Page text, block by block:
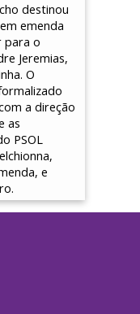
destinou
emenda
para o
Jeremias,
O
a direção
as
PSOL
e